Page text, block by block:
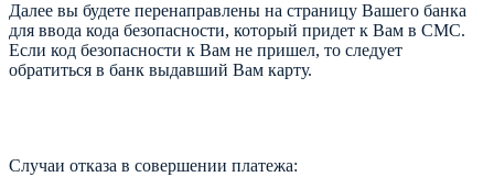
Далее вы будете перенаправлены на страницу Вашего банка
для ввода кода безопасности, который придет к Вам в СМС.
Если код безопасности к Вам не пришел, то следует
обратиться в банк выдавший Вам карту.
Случаи отказа в совершении платежа: